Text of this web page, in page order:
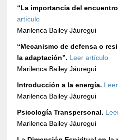
“La importancia del
artículo
Marilenca Bailey Jáuregui
“Mecanismo de defensa o
la adaptación”. Leer artículo
Marilenca Bailey Jáuregui
Introducción a la energía.
Marilenca Bailey Jáuregui
Psicología Transpersonal.
Marilenca Bailey Jáuregui